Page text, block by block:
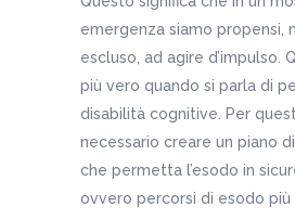
emergenza siamo propensi,
escluso, ad agire d’impulso.
più vero quando si parla di
disabilità cognitive. Per
necessario creare un piano
che permetta l’esodo in
ovvero percorsi di esodo più